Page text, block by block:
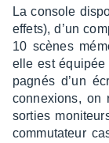
La console
effets), d’un
10 scènes
elle est
pa­gnés d’un
connexions, on
sorties
commu­ta­teur